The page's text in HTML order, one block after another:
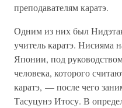
преподавателям каратэ.
Одним из них был
учитель каратэ. Нисияма
Японии, под
человека, которого
каратэ, — после чего
Тасуцунэ Итосу. В